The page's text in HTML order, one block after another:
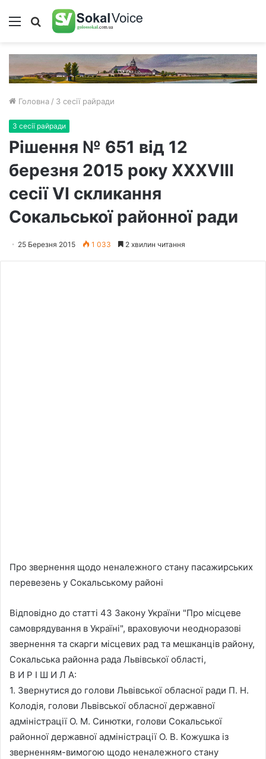
Меню Пошук
Головна / З сесії райради
З сесії райради
Рішення № 651 від 12
березня 2015 року ХXXVІІІ
сесії VІ скликання
Сокальської районної ради
25 Березня 2015 1 033 2 хвилин читання
Про звернення щодо неналежного стану пасажирських
перевезень у Сокальському районі
Відповідно до статті 43 Закону України "Про місцеве
самоврядування в Україні", враховуючи неодноразові
звернення та скарги місцевих рад та мешканців району,
Сокальська районна рада Львівської області,
В И Р І Ш И Л А:
1. Звернутися до голови Львівської обласної ради П. Н.
Колодія, голови Львівської обласної державної
адміністрації О. М. Синютки, голови Сокальської
районної державної адміністрації О. В. Кожушка із
зверненням-вимогою щодо неналежного стану